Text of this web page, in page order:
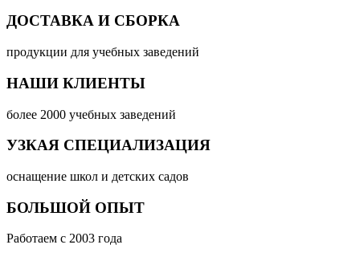
ДОСТАВКА И СБОРКА
продукции для учебных заведений
НАШИ КЛИЕНТЫ
более 2000 учебных заведений
УЗКАЯ СПЕЦИАЛИЗАЦИЯ
оснащение школ и детских садов
БОЛЬШОЙ ОПЫТ
Работаем с 2003 года